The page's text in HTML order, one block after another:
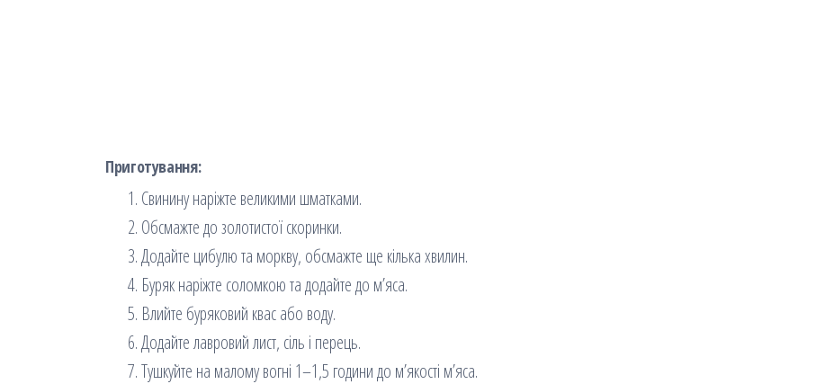
Приготування:
Свинину наріжте великими шматками.
Обсмажте до золотистої скоринки.
Додайте цибулю та моркву, обсмажте ще кілька хвилин.
Буряк наріжте соломкою та додайте до м’яса.
Влийте буряковий квас або воду.
Додайте лавровий лист, сіль і перець.
Тушкуйте на малому вогні 1–1,5 години до м’якості м’яса.